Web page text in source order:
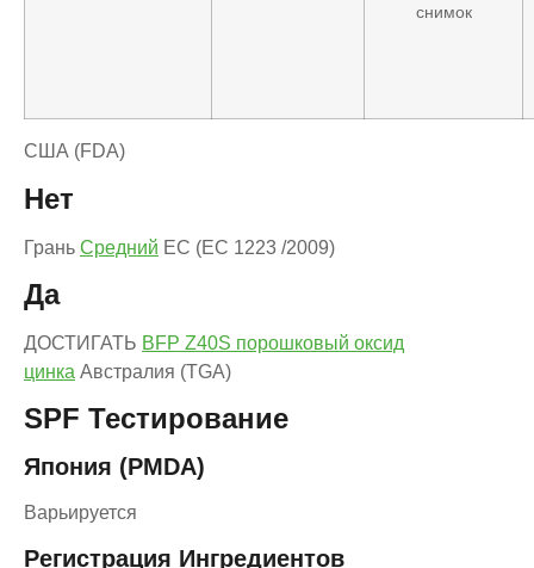
снимок
США (FDA)
Нет
Грань Средний ЕС (EC 1223 /2009)
Да
ДОСТИГАТЬ BFP Z40S порошковый оксид
цинка Австралия (TGA)
SPF Тестирование
Япония (PMDA)
Варьируется
Регистрация Ингредиентов